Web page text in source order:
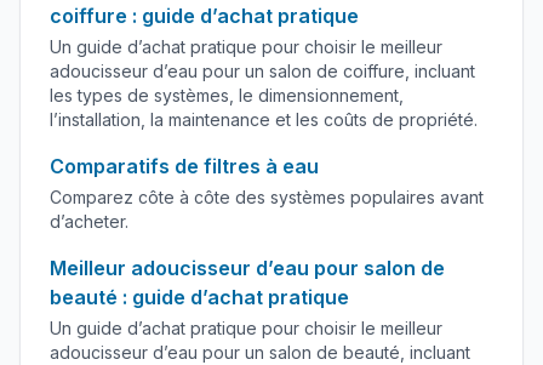
coiffure : guide d’achat pratique
Un guide d’achat pratique pour choisir le meilleur
adoucisseur d’eau pour un salon de coiffure, incluant
les types de systèmes, le dimensionnement,
l’installation, la maintenance et les coûts de propriété.
Comparatifs de filtres à eau
Comparez côte à côte des systèmes populaires avant
d’acheter.
Meilleur adoucisseur d’eau pour salon de
beauté : guide d’achat pratique
Un guide d’achat pratique pour choisir le meilleur
adoucisseur d’eau pour un salon de beauté, incluant